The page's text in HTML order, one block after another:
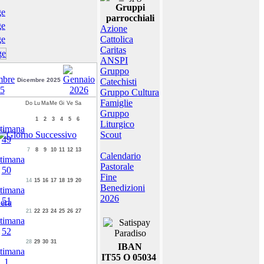
Dicembre 2025
Do Lu Ma Me Gi Ve Sa
1 2 3 4 5 6
7 8 9 10 11 12 13
14 15 16 17 18 19 20
21 22 23 24 25 26 27
28 29 30 31
Gruppi
parrocchiali
Azione
Cattolica
Caritas
ANSPI
Gruppo
Catechisti
Gruppo Cultura
Famiglie
Gruppo
Liturgico
Scout
Calendario
Pastorale
Fine
Benedizioni
2026
IBAN
IT55 O 05034